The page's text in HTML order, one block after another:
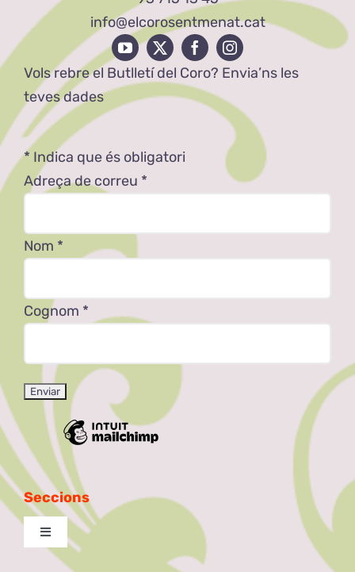
info@elcorosentmenat.cat
Vols rebre el Butlletí del Coro? Envia’ns les
teves dades
* Indica que és obligatori
Adreça de correu *
Nom *
Cognom *
Seccions
Toggle
Navigation